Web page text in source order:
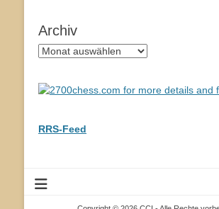
Archiv
Archiv
RRS-Feed